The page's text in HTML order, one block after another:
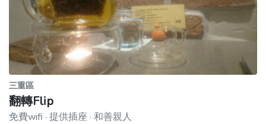
三重區
翻轉Flip
免費wifi · 提供插座 · 和善親人